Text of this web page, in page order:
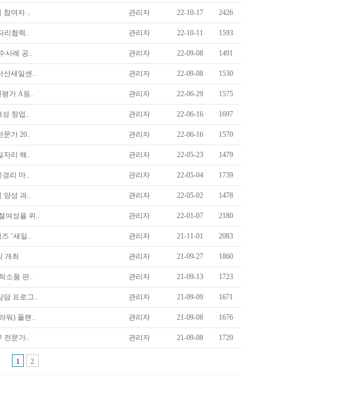
여자 .. 관리자 22-10-17 2426
협력.. 관리자 22-10-11 1593
사례 공.. 관리자 22-09-08 1491
새일센.. 관리자 22-09-08 1530
가 A등.. 관리자 22-06-29 1575
창업.. 관리자 22-06-16 1697
가 20.. 관리자 22-06-16 1570
리 해.. 관리자 22-05-23 1479
리 마.. 관리자 22-05-04 1739
성 과.. 관리자 22-05-02 1478
여성을 위.. 관리자 22-01-07 2180
‘새일.. 관리자 21-11-01 2083
개최 관리자 21-09-27 1860
소품 판.. 관리자 21-09-13 1723
프로그.. 관리자 21-09-09 1671
워) 플랜.. 관리자 21-09-08 1676
문가.. 관리자 21-09-08 1720
1 2